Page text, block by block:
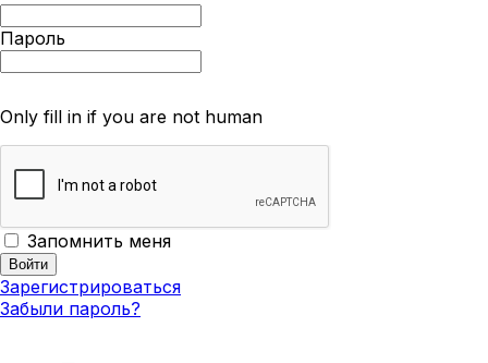
Пароль
Only fill in if you are not human
Запомнить меня
Зарегистрироваться
Забыли пароль?